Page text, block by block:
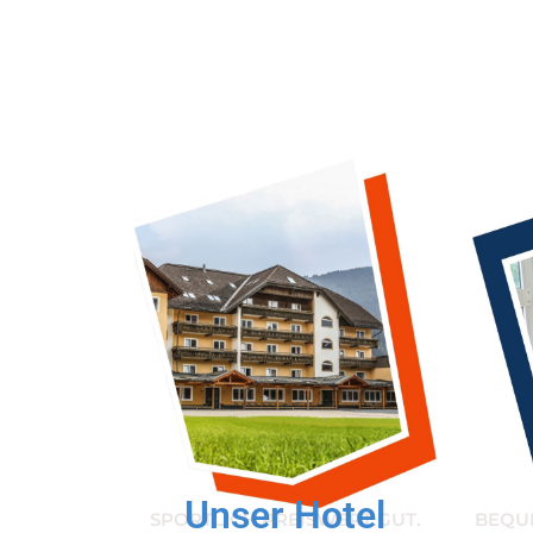
SPORTLICH.PREISWERT.GUT.
Unser Hotel